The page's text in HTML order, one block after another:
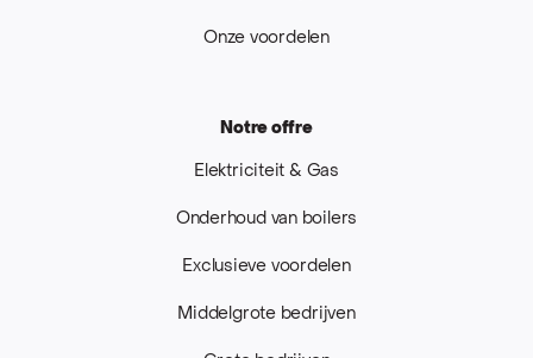
Onze voordelen
Notre offre
Elektriciteit & Gas
Onderhoud van boilers
Exclusieve voordelen
Middelgrote bedrijven